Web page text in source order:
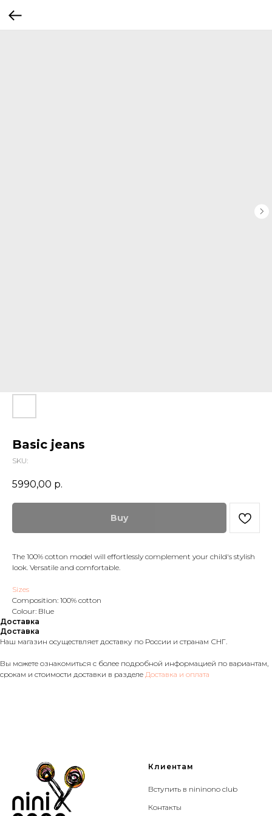
Basic jeans
SKU:
5990,00 р.
Buy
The 100% cotton model will effortlessly complement your child's stylish
look. Versatile and comfortable.
Sizes
Composition: 100% cotton
Colour: Blue
Доставка
Доставка
Наш магазин осуществляет доставку по России и странам СНГ.
Вы можете ознакомиться с более подробной информацией по вариантам,
срокам и стоимости доставки в разделе Доставка и оплата
Клиентам
Вступить в nininono club
Контакты